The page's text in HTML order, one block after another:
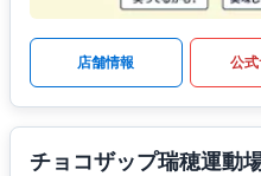
店舗情報 公式
チョコザップ瑞穂運動